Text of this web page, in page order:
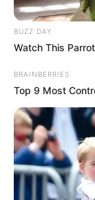
BUZZ DAY
Watch This
BRAINBERRIES
Top 9 Most